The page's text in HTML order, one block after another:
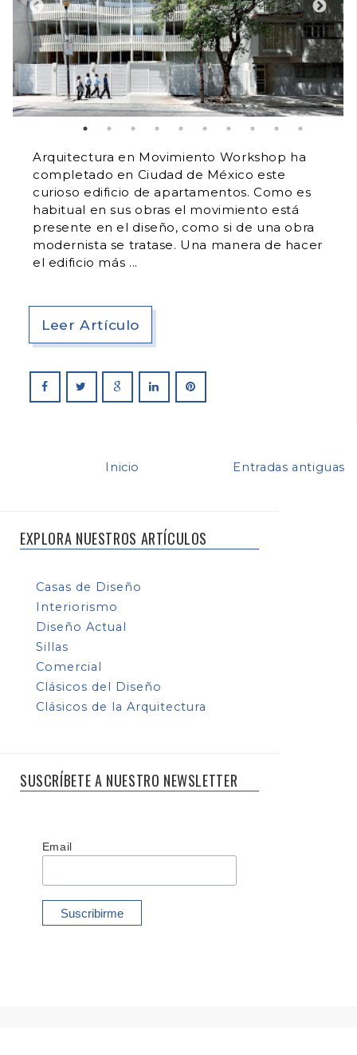
Arquitectura en Movimiento Workshop ha
completado en Ciudad de México este
curioso edificio de apartamentos. Como es
habitual en sus obras el movimiento está
presente en el diseño, como si de una obra
modernista se tratase. Una manera de hacer
el edificio más
Leer Artículo
Entradas antiguas
Inicio
EXPLORA NUESTROS ARTÍCULOS
Casas de Diseño
Interiorismo
Diseño Actual
Sillas
Comercial
Clásicos del Diseño
Clásicos de la Arquitectura
SUSCRÍBETE A NUESTRO NEWSLETTER
Email